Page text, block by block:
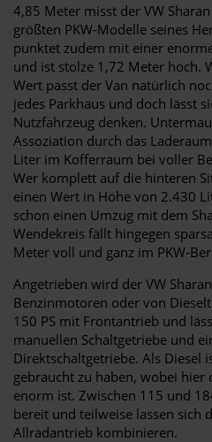
4,85 Meter misst der VW
größten PKW-Modelle seines
punktet zudem mit einer
und ist stolze 1,72 Meter hoch.
Wert passt der Van natürlich
jedes Parkhaus und doch lässt
Nutzfahrzeug denken.
Assoziation durch das
Liter im Kofferraum bei voller
Wer komplett auf die hinteren
einen Wert in Höhe von 2.430
schon einen Umzug mit dem
Wendekreis fällt hingegen
Meter voll und ganz im PKW-
Angetrieben wird der VW
Benzinmotoren oder von
150 PS mit Frontantrieb und
manuellen Schaltgetriebe und
Direktschaltgetriebe. Als Diesel
gebraucht zu haben, wobei
enorm ist. Zwischen 115 und
bereit und teilweise lassen sich
Allradantrieb kombinieren.